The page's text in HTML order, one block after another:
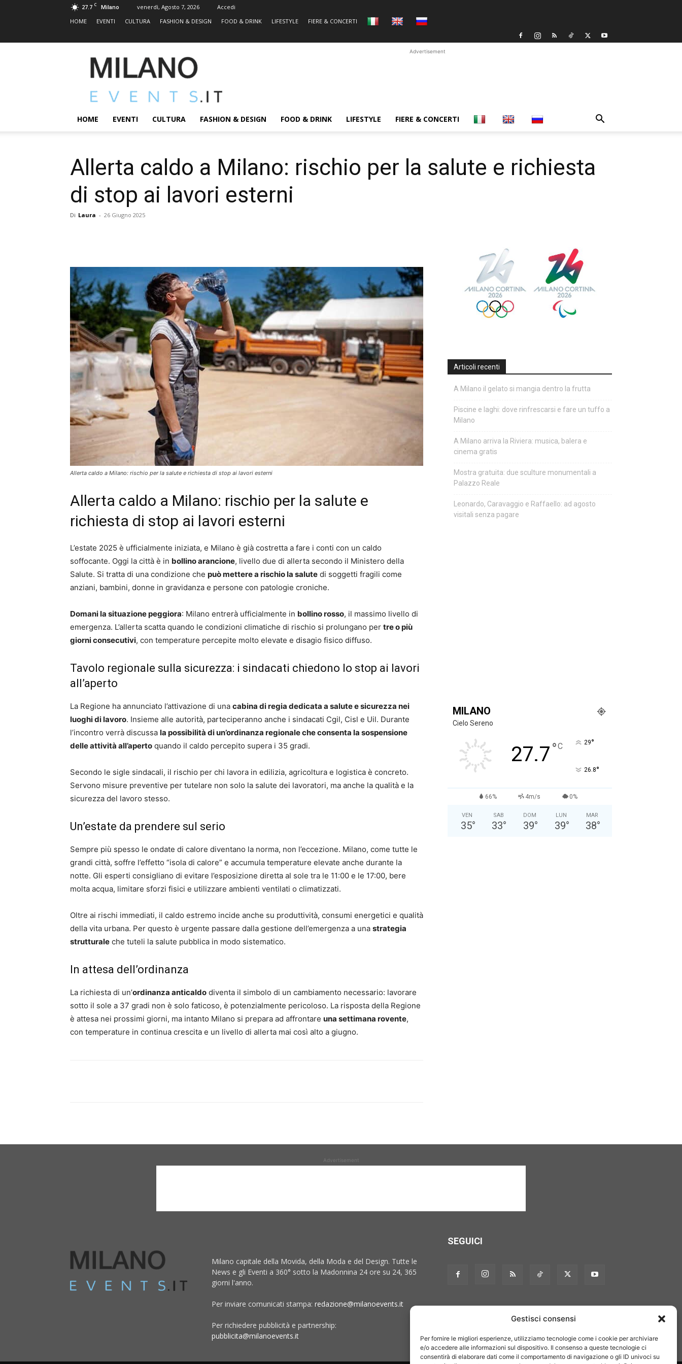
Gestisci consensi
Per fornire le migliori esperienze, utilizziamo tecnologie come i cookie per archiviare
e/o accedere alle informazioni sul dispositivo. Il consenso a queste tecnologie ci
consentirà di elaborare dati come il comportamento di navigazione o gli ID univoci su
27.7 C Milano venerdì, Agosto 7, 2026
Accedi
HOME
EVENTI CULTURA FASHION & DESIGN FOOD & DRINK LIFESTYLE FIERE & CONCERTI
MILANOEVENTS.IT
|
2.0
ed
Eventi
Advertisement
HOME EVENTI CULTURA FASHION & DESIGN FOOD & DRINK LIFESTYLE FIERE & CONCERTI
Allerta caldo a Milano: rischio per la salute e richiesta
di stop ai lavori esterni
Di Laura - 26 Giugno 2025
Allerta caldo a Milano: rischio per la salute e richiesta di stop ai lavori esterni
Allerta caldo a Milano: rischio per la salute e
richiesta di stop ai lavori esterni
L’estate 2025 è ufficialmente iniziata, e Milano è già costretta a fare i conti con un caldo
soffocante. Oggi la città è in bollino arancione, livello due di allerta secondo il Ministero della
Salute. Si tratta di una condizione che può mettere a rischio la salute di soggetti fragili come
anziani, bambini, donne in gravidanza e persone con patologie croniche.
Domani la situazione peggiora: Milano entrerà ufficialmente in bollino rosso, il massimo livello di
emergenza. L’allerta scatta quando le condizioni climatiche di rischio si prolungano per tre o più
giorni consecutivi, con temperature percepite molto elevate e disagio fisico diffuso.
Tavolo regionale sulla sicurezza: i sindacati chiedono lo stop ai lavori
all’aperto
La Regione ha annunciato l’attivazione di una cabina di regia dedicata a salute e sicurezza nei
luoghi di lavoro. Insieme alle autorità, parteciperanno anche i sindacati Cgil, Cisl e Uil. Durante
l’incontro verrà discussa la possibilità di un’ordinanza regionale che consenta la sospensione
delle attività all’aperto quando il caldo percepito supera i 35 gradi.
Secondo le sigle sindacali, il rischio per chi lavora in edilizia, agricoltura e logistica è concreto.
Servono misure preventive per tutelare non solo la salute dei lavoratori, ma anche la qualità e la
sicurezza del lavoro stesso.
Un’estate da prendere sul serio
Sempre più spesso le ondate di calore diventano la norma, non l’eccezione. Milano, come tutte le
grandi città, soffre l’effetto “isola di calore” e accumula temperature elevate anche durante la
notte. Gli esperti consigliano di evitare l’esposizione diretta al sole tra le 11:00 e le 17:00, bere
molta acqua, limitare sforzi fisici e utilizzare ambienti ventilati o climatizzati.
Oltre ai rischi immediati, il caldo estremo incide anche su produttività, consumi energetici e qualità
della vita urbana. Per questo è urgente passare dalla gestione dell’emergenza a una strategia
strutturale che tuteli la salute pubblica in modo sistematico.
In attesa dell’ordinanza
La richiesta di un’ordinanza anticaldo diventa il simbolo di un cambiamento necessario: lavorare
sotto il sole a 37 gradi non è solo faticoso, è potenzialmente pericoloso. La risposta della Regione
è attesa nei prossimi giorni, ma intanto Milano si prepara ad affrontare una settimana rovente,
con temperature in continua crescita e un livello di allerta mai così alto a giugno.
Articoli recenti
A Milano il gelato si mangia dentro la frutta
Piscine e laghi: dove rinfrescarsi e fare un tuffo a
Milano
A Milano arriva la Riviera: musica, balera e
cinema gratis
Mostra gratuita: due sculture monumentali a
Palazzo Reale
Leonardo, Caravaggio e Raffaello: ad agosto
visitali senza pagare
MILANO
Cielo Sereno
27.7°C 29°
26.8°
66% 4m/s 0%
VEN
35°
SAB
33°
DOM
39°
LUN
39°
MAR
38°
Advertisement
Milano capitale della Movida, della Moda e del Design. Tutte le
News e gli Eventi a 360° sotto la Madonnina 24 ore su 24, 365
giorni l'anno.
Per inviare comunicati stampa: redazione@milanoevents.it
Per richiedere pubblicità e partnership:
pubblicita@milanoevents.it
SEGUICI